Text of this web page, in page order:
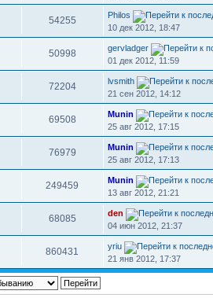
54255
Philos
10 дек 2012, 18:47
50998
gervladger
01 дек 2012, 11:59
72204
lvsmith
21 сен 2012, 14:12
69508
Munin
25 авг 2012, 17:15
76979
Munin
25 авг 2012, 17:13
249459
Munin
13 авг 2012, 21:21
68085
den
04 июн 2012, 21:37
860431
yriu
21 янв 2012, 17:37